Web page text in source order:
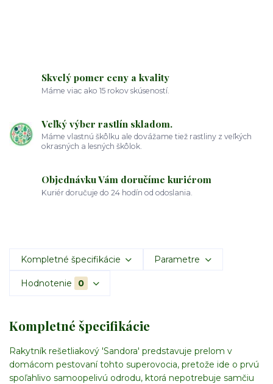
Skvelý pomer ceny a kvality
Máme viac ako 15 rokov skúseností.
Veľký výber rastlín skladom.
Máme vlastnú škôlku ale dovážame tiež rastliny z veľkých
okrasných a lesných škôlok.
Objednávku Vám doručíme kuriérom
Kuriér doručuje do 24 hodín od odoslania.
Kompletné špecifikácie Parametre
Hodnotenie 0
Kompletné špecifikácie
Rakytník rešetliakový 'Sandora' predstavuje prelom v
domácom pestovaní tohto superovocia, pretože ide o prvú
spoľahlivo samoopelivú odrodu, ktorá nepotrebuje samčiu